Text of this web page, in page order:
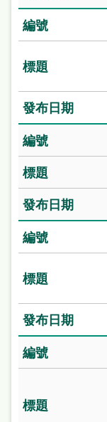
系
統
English
本
語
隱
私
權
及
網
站
安
全
政
策
政